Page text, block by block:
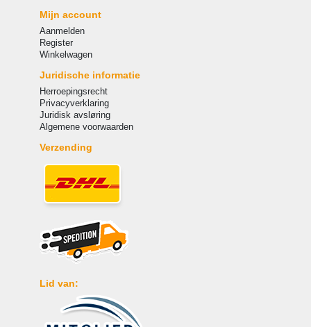
Mijn account
Aanmelden
Register
Winkelwagen
Juridische informatie
Herroepingsrecht
Privacyverklaring
Juridisk avsløring
Algemene voorwaarden
Verzending
Lid van: